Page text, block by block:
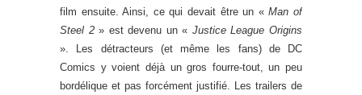
film ensuite. Ainsi, ce qui devait être un «Man of
Steel 2» est devenu un « Justice League Origins
». Les détracteurs (et même les fans) de DC
Comics y voient déjà un gros fourre-tout, un peu
bordélique et pas forcément justifié. Les trailers de